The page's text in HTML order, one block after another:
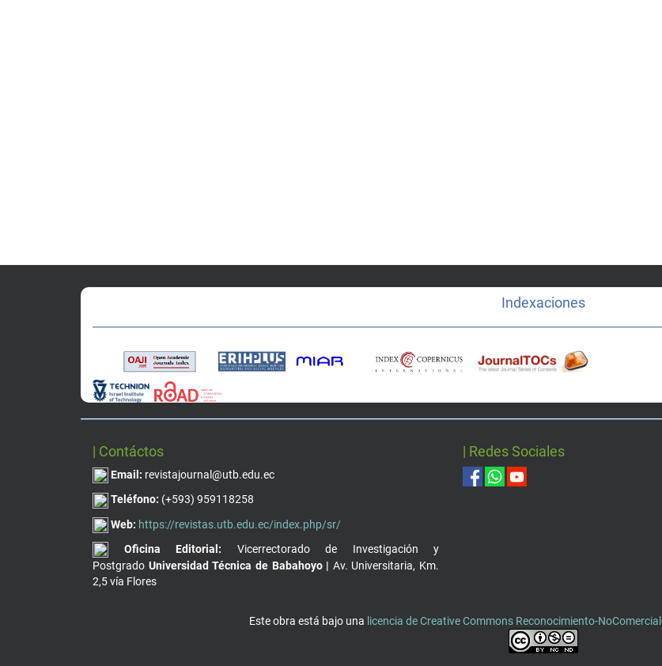
Indexaciones
| Contáctos
Email: revistajournal@utb.edu.ec
Teléfono: (+593) 959118258
Web: https://revistas.utb.edu.ec/index.php/sr/
Oficina Editorial: Vicerrectorado de Investigación y
Postgrado Universidad Técnica de Babahoyo | Av. Universitaria, Km.
2,5 vía Flores
| Redes Sociales
Este obra está bajo una licencia de Creative Commons Reconocimiento-